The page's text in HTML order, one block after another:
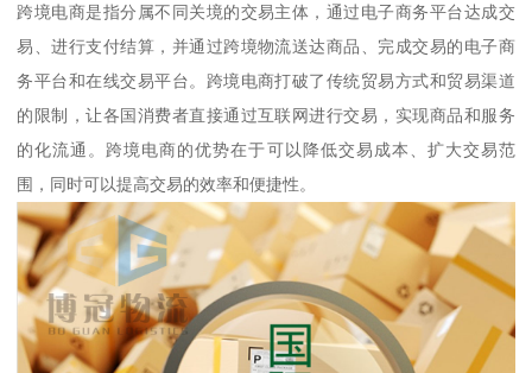
跨境电商是指分属不同关境的交易主体，通过电子商务平台达成交
易、进行支付结算，并通过跨境物流送达商品、完成交易的电子商
务平台和在线交易平台。跨境电商打破了传统贸易方式和贸易渠道
的限制，让各国消费者直接通过互联网进行交易，实现商品和服务
的化流通。跨境电商的优势在于可以降低交易成本、扩大交易范
围，同时可以提高交易的效率和便捷性。